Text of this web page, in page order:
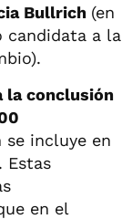
Bullrich (en
candidata a la
la conclusión
se incluye en
Estas
en el